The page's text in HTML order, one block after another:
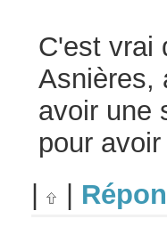
C'est vrai
Asnières,
avoir une
pour